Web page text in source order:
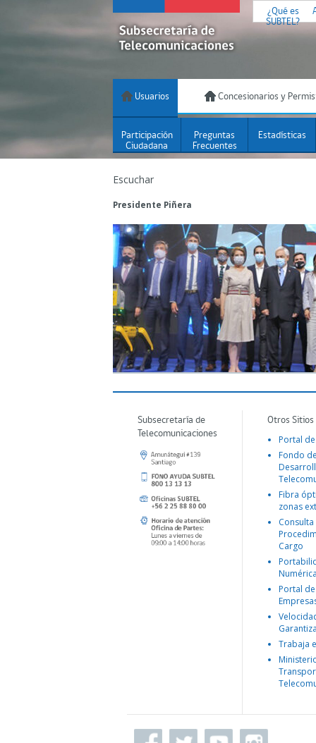
¿Qué es
SUBTEL?
Usuarios Concesionarios y
Participación
Ciudadana
Preguntas
Frecuentes
Estadísticas
Escuchar
Presidente Piñera
Subsecretaría de
Telecomunicaciones
Otros
Portal
Fondo
Fibra
zonas
Consulta
Cargo
Portal
Trabaja